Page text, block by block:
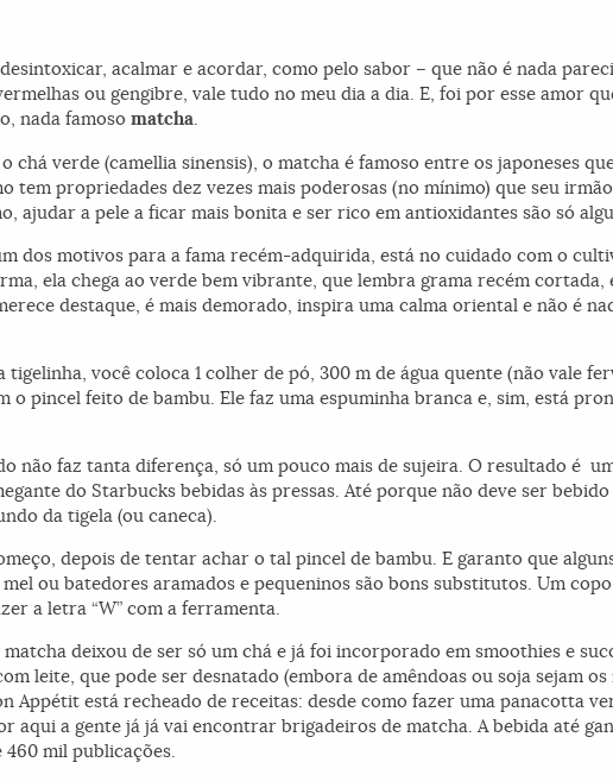
acalmar e acordar, como pelo sabor – que não é nada
ou gengibre, vale tudo no meu dia a dia. E, foi por esse amor
nada famoso matcha.
chá verde (camellia sinensis), o matcha é famoso entre os japoneses
tem propriedades dez vezes mais poderosas (no mínimo) que seu
ajudar a pele a ficar mais bonita e ser rico em antioxidantes são só
dos motivos para a fama recém-adquirida, está no cuidado com o
ela chega ao verde bem vibrante, que lembra grama recém cortada,
destaque, é mais demorado, inspira uma calma oriental e não é
tigelinha, você coloca 1 colher de pó, 300 m de água quente (não vale
o pincel feito de bambu. Ele faz uma espuminha branca e, sim, está
não faz tanta diferença, só um pouco mais de sujeira. O resultado é
do Starbucks bebidas às pressas. Até porque não deve ser
da tigela (ou caneca).
depois de tentar achar o tal pincel de bambu. E garanto que
ou batedores aramados e pequeninos são bons substitutos. Um
a letra “W” com a ferramenta.
deixou de ser só um chá e já foi incorporado em smoothies e
leite, que pode ser desnatado (embora de amêndoas ou soja sejam
Appétit está recheado de receitas: desde como fazer uma panacotta
aqui a gente já já vai encontrar brigadeiros de matcha. A bebida até
mil publicações.